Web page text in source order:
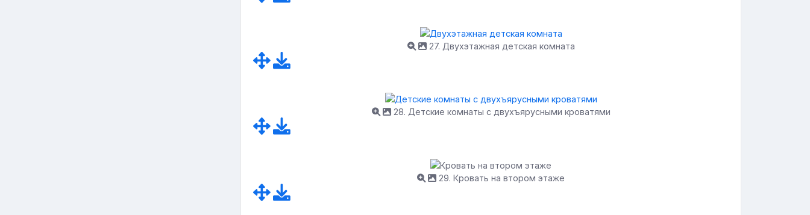
27. Двухэтажная детская комната
28. Детские комнаты с двухъярусными кроватями
29. Кровать на втором этаже